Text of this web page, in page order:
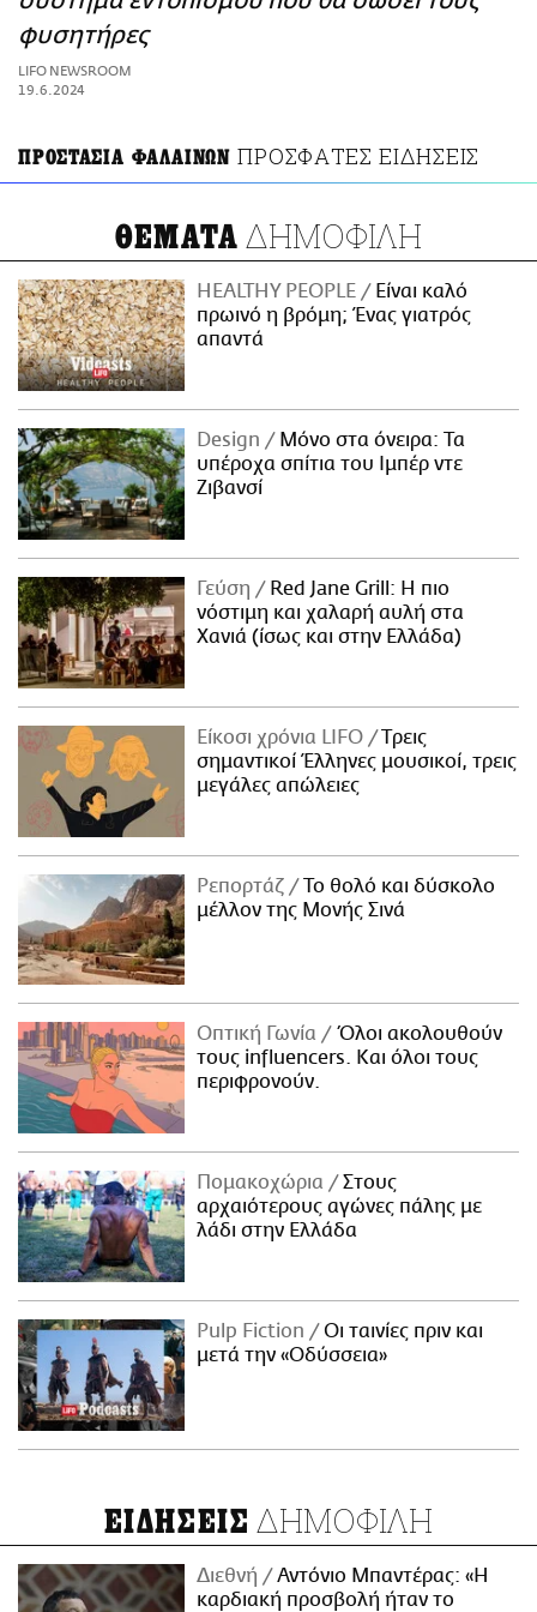
ΑΜΠΑ
PRINT
φυσητήρες
LIFO NEWSROOM
19.6.2024
ΠΡΟΣΤΑΣΙΑ ΦΑΛΑΙΝΩΝ ΠΡΟΣΦΑΤΕΣ ΕΙΔΗΣΕΙΣ
ΘΕΜΑΤΑ ΔΗΜΟΦΙΛΗ
HEALTHY PEOPLE
Είναι καλό
πρωινό η βρόμη; Ένας γιατρός
απαντά
Design
Μόνο στα όνειρα: Τα
υπέροχα σπίτια του Ιμπέρ ντε
Ζιβανσί
Γεύση
Red Jane Grill: Η πιο
νόστιμη και χαλαρή αυλή στα
Χανιά (ίσως και στην Ελλάδα)
Είκοσι χρόνια LIFO
Tρεις
σημαντικοί Έλληνες μουσικοί, τρεις
μεγάλες απώλειες
Ρεπορτάζ
Το θολό και δύσκολο
μέλλον της Μονής Σινά
Οπτική Γωνία
Όλοι ακολουθούν
τους influencers. Και όλοι τους
περιφρονούν.
Πομακοχώρια
Στους
αρχαιότερους αγώνες πάλης με
λάδι στην Ελλάδα
Pulp Fiction
Οι ταινίες πριν και
μετά την «Οδύσσεια»
ΕΙΔΗΣΕΙΣ ΔΗΜΟΦΙΛΗ
Διεθνή
Αντόνιο Μπαντέρας: «Η
καρδιακή προσβολή ήταν το